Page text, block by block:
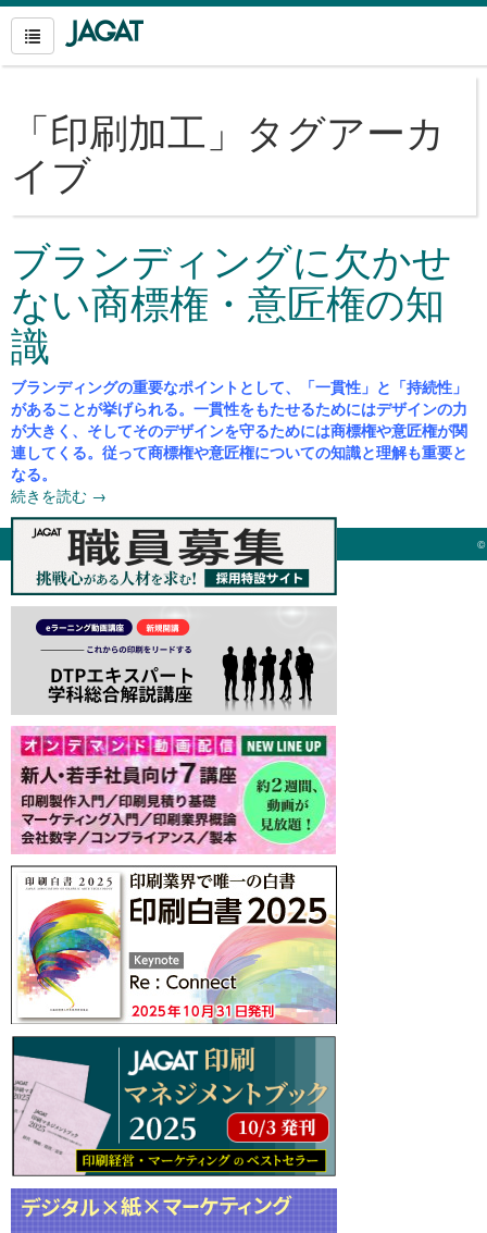
「印刷加工 」タグアーカ
イブ
ブランディングに欠かせ
ない商標権・意匠権の知
識
ブランディングの重要なポイントとして、「一貫性」と「持続性」
があることが挙げられる。一貫性をもたせるためにはデザインの力
が大きく、そしてそのデザインを守るためには商標権や意匠権が関
連してくる。従って商標権や意匠権についての知識と理解も重要と
なる。
続きを読む →
©